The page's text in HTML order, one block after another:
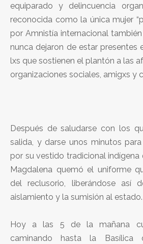
equiparado y delincuencia
reconocida como la única mujer
por Amnistía internacional
nunca dejaron de estar presentes
lxs que sostienen el plantón a las
organizaciones sociales, amigxs y
Después de saludarse con los
salida, y darse unos minutos
por su vestido tradicional indígena
Magdalena quemó el uniforme
del reclusorio, liberándose así
aislamiento y la sumisión al estado.
Hoy a las 5 de la mañana
caminando hasta la Basílica